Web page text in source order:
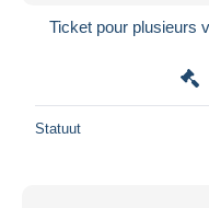
Ticket pour plusieurs
Statuut